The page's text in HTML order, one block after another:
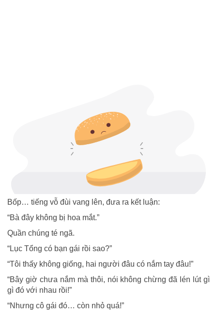
Bốp… tiếng vỗ đùi vang lên, đưa ra kết luận:
“Bà đây không bị hoa mắt.”
Quần chúng té ngã.
“Lục Tổng có bạn gái rồi sao?”
“Tôi thấy không giống, hai người đâu có nắm tay đâu!”
“Bây giờ chưa nắm mà thôi, nói không chừng đã lén lút gì
gì đó với nhau rồi!”
“Nhưng cô gái đó… còn nhỏ quá!”